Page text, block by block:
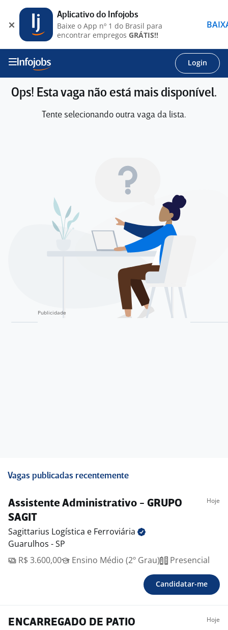
Login
Ops! Esta vaga não está mais disponível.
Tente selecionando outra vaga da lista.
Vagas publicadas recentemente
Assistente Administrativo - GRUPO
SAGIT
Hoje
Sagittarius Logística e Ferroviária
Guarulhos - SP
R$ 3.600,00
Ensino Médio (2º Grau) Presencial
Candidatar-me
ENCARREGADO DE PATIO Hoje
Aplicativo do Infojobs
Baixe o App nº 1 do Brasil para
encontrar empregos GRÁTIS!!